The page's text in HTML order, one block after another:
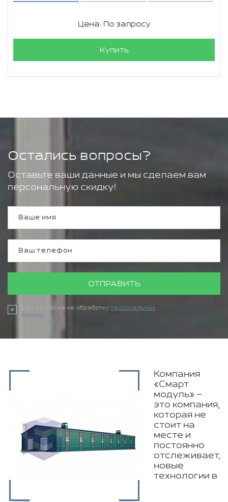
Цена: По запросу
Купить
Остались вопросы?
Оставьте ваши данные и мы сделаем вам
персональную скидку!
ОТПРАВИТЬ
Даю согласие на обработку персональных
данных
Компания
«Смарт
модуль» –
это компания,
которая не
стоит на
месте и
постоянно
отслеживает,
новые
технологии в